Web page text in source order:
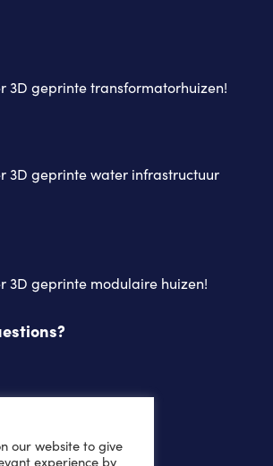
3D geprinte transformatorhuizen!
3D geprinte water infrastructuur
3D geprinte modulaire huizen!
our website to give
experience by